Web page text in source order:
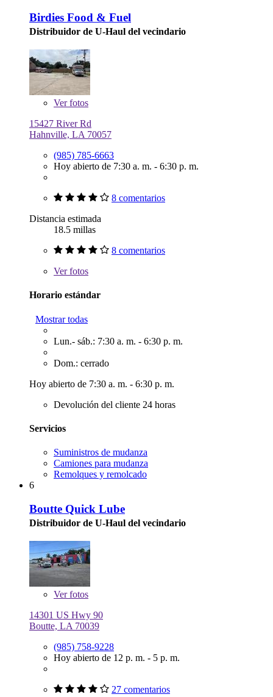
Birdies Food & Fuel
Distribuidor de U-Haul del vecindario
Verfotos
15427 River Rd
Hahnville, LA 70057
(985) 785-6663
Hoy abierto de 7:30 a. m. - 6:30 p. m.
8 comentarios
Distancia estimada
18.5 millas
8 comentarios
Verfotos
Horario estándar
Mostrar todas
Lun.- sáb.: 7:30 a. m. - 6:30 p. m.
Dom.: cerrado
Hoy abierto de 7:30 a. m. - 6:30 p. m.
Devolución del cliente 24 horas
Servicios
Suministros de mudanza
Camiones para mudanza
Remolques y remolcado
6
Boutte Quick Lube
Distribuidor de U-Haul del vecindario
Verfotos
14301 US Hwy 90
Boutte, LA 70039
(985) 758-9228
Hoy abierto de 12 p. m. - 5 p. m.
27 comentarios